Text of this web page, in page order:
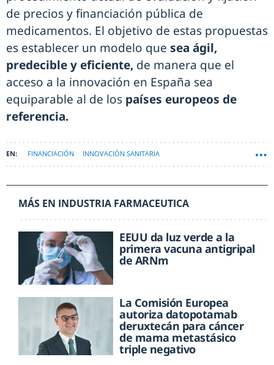
de precios y financiación pública de
medicamentos. El objetivo de estas propuestas
es establecer un modelo que sea ágil,
predecible y eficiente, de manera que el
acceso a la innovación en España sea
equiparable al de los países europeos de
referencia.
FINANCIACIÓN INNOVACIÓN SANITARIA
MÁS EN INDUSTRIA FARMACEUTICA
EEUU da luz verde a la
primera vacuna antigripal
de ARNm
La Comisión Europea
autoriza datopotamab
deruxtecán para cáncer
de mama metastásico
triple negativo